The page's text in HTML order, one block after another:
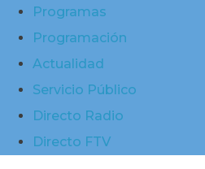
Programas
Programación
Actualidad
Servicio Público
Directo Radio
Directo FTV